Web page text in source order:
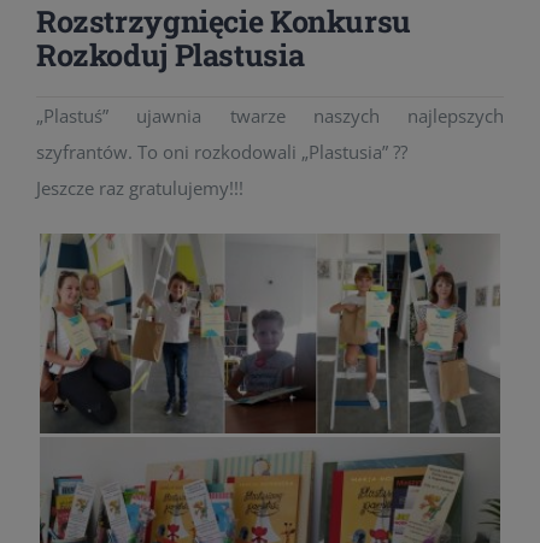
Rozstrzygnięcie Konkursu
Rozkoduj Plastusia
„Plastuś” ujawnia twarze naszych najlepszych
szyfrantów. To oni rozkodowali „Plastusia” ??
Jeszcze raz gratulujemy!!!